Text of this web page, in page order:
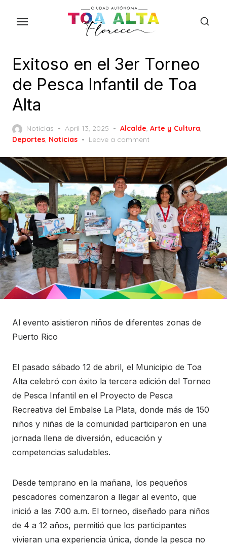
Exitoso en el 3er Torneo
de Pesca Infantil de Toa
Alta
Noticias
Posted
on
April 13, 2025 Alcalde, Arte y Cultura,
Deportes Noticias Leave a comment
Al evento asistieron niños de diferentes zonas de
Puerto Rico
El pasado sábado 12 de abril, el Municipio de Toa
Alta celebró con éxito la tercera edición del Torneo
de Pesca Infantil en el Proyecto de Pesca
Recreativa del Embalse La Plata, donde más de 150
niños y niñas de la comunidad participaron en una
jornada llena de diversión, educación y
competencias saludables.
Desde temprano en la mañana, los pequeños
pescadores comenzaron a llegar al evento, que
inició a las 7:00 a.m. El torneo, diseñado para niños
de 4 a 12 años, permitió que los participantes
vivieran una experiencia única, donde la pesca no